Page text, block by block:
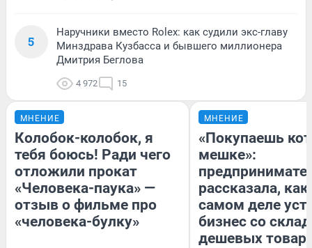
5
Наручники вместо Rolex: как судили экс-главу
Минздрава Кузбасса и бывшего миллионера
Дмитрия Беглова
4 972 15
МНЕНИЕ
Колобок-колобок, я
тебя боюсь! Ради чего
отложили прокат
«Человека-паука» —
отзыв о фильме про
«человека-булку»
МНЕНИЕ
«Покупаешь
мешке»:
рассказала, как
самом деле
бизнес со
дешевых